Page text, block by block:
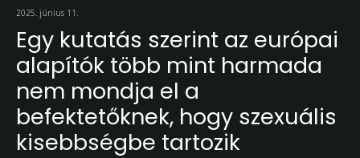
2025. június 11.
Egy kutatás szerint az európai
alapítók több mint harmada
nem mondja el a
befektetőknek, hogy szexuális
kisebbségbe tartozik